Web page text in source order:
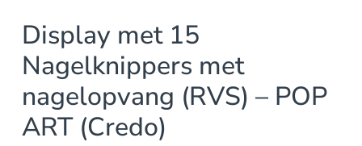
Display met 15
Nagelknippers met
nagelopvang (RVS) – POP
ART (Credo)